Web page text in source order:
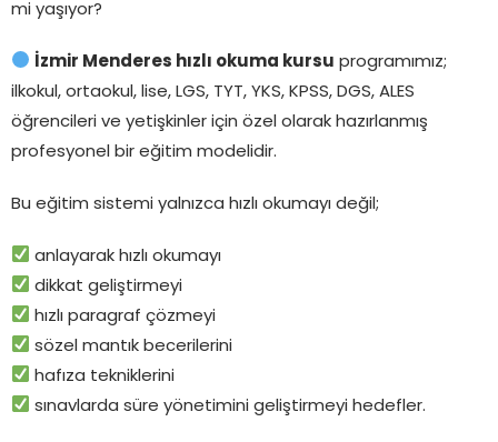
mi yaşıyor?
İzmir Menderes hızlı okuma kursu programımız;
ilkokul, ortaokul, lise, LGS, TYT, YKS, KPSS, DGS, ALES
öğrencileri ve yetişkinler için özel olarak hazırlanmış
profesyonel bir eğitim modelidir.
Bu eğitim sistemi yalnızca hızlı okumayı değil;
anlayarak hızlı okumayı
dikkat geliştirmeyi
hızlı paragraf çözmeyi
sözel mantık becerilerini
hafıza tekniklerini
sınavlarda süre yönetimini geliştirmeyi hedefler.